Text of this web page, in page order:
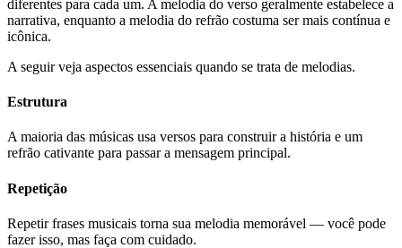
diferentes para cada um. A melodia do verso geralmente estabelece a
narrativa, enquanto a melodia do refrão costuma ser mais contínua e
icônica.
A seguir veja aspectos essenciais quando se trata de melodias.
Estrutura
A maioria das músicas usa versos para construir a história e um
refrão cativante para passar a mensagem principal.
Repetição
Repetir frases musicais torna sua melodia memorável — você pode
fazer isso, mas faça com cuidado.